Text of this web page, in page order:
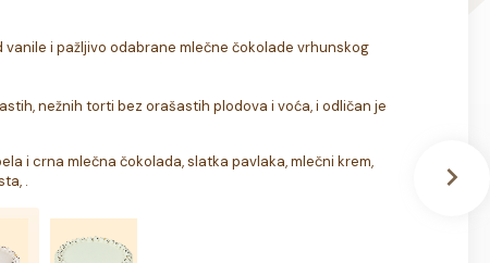
i pažljivo odabrane mlečne čokolade vrhunskog
nežnih torti bez orašastih plodova i voća, i odličan je
i crna mlečna čokolada, slatka pavlaka, mlečni krem,
.